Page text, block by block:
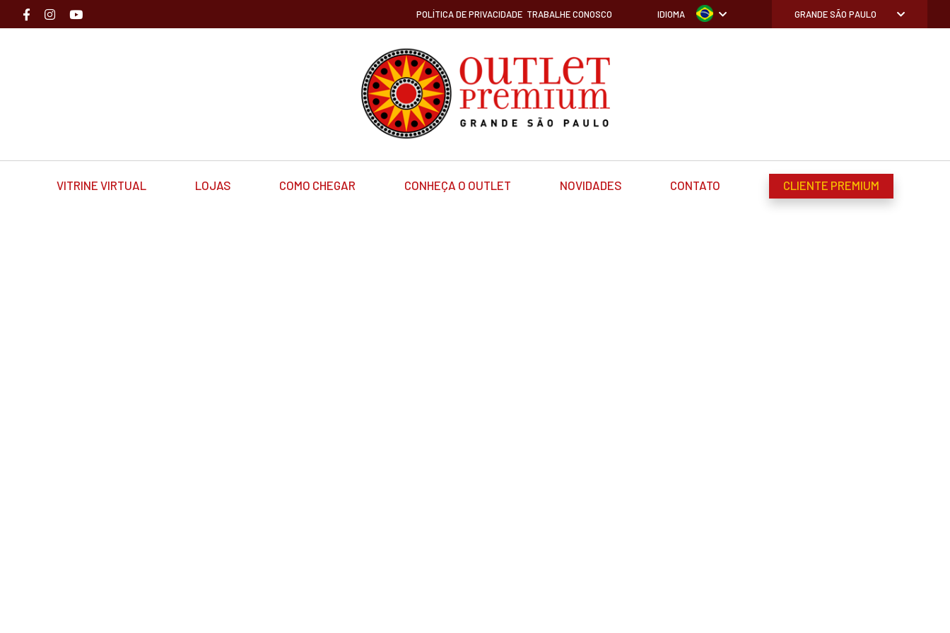
POLÍTICA DE PRIVACIDADE TRABALHE CONOSCO IDIOMA GRANDE SÃO PAULO
VITRINE VIRTUAL LOJAS COMO CHEGAR CONHEÇA O OUTLET NOVIDADES CONTATO CLIENTE PREMIUM